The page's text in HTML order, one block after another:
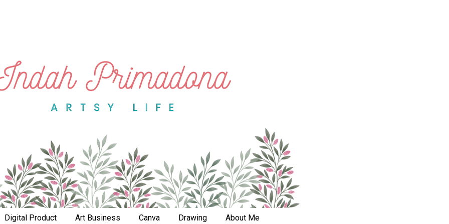
Digital Product Art Business Canva Drawing About Me